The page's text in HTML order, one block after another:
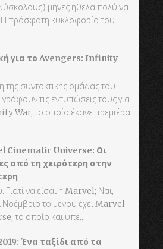
μήνες ήθελα πολύ να
Η πρόσφατη κυκλοφορία του
για το Avengers: Infinity
της συντακτικής ομάδας του
τις εντυπώσεις τους για
War, το οποίο έκανε πρεμιέρα
Cinematic Universe: Οι
από τη χειρότερη στην
να είσαι η Marvel; Ναι,
Νοέμβριο το μενού έχει Marvel
το οποίο και υπε...
Ένα ταξίδι από τα